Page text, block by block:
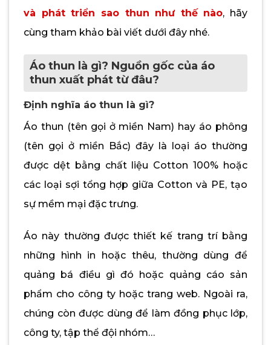
và phát triển sao thun như thế nào, hãy
cùng tham khảo bài viết dưới đây nhé.
Áo thun là gì? Nguồn gốc của áo
thun xuất phát từ đâu?
Định nghĩa áo thun là gì?
Áo thun (tên gọi ở miền Nam) hay áo phông
(tên gọi ở miền Bắc) đây là loại áo thường
được dệt bằng chất liệu Cotton 100% hoặc
các loại sợi tổng hợp giữa Cotton và PE, tạo
sự mềm mại đặc trưng.
Áo này thường được thiết kế trang trí bằng
những hình in hoặc thêu, thường dùng để
quảng bá điều gì đó hoặc quảng cáo sản
phẩm cho công ty hoặc trang web. Ngoài ra,
chúng còn được dùng để làm đồng phục lớp,
công ty, tập thể đội nhóm…